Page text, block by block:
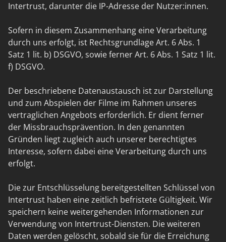
Intertrust, darunter die IP-Adresse der Nutzer:innen.
Sofern in diesem Zusammenhang eine Verarbeitung
durch uns erfolgt, ist Rechtsgrundlage Art. 6 Abs. 1
Satz 1 lit. b) DSGVO, sowie ferner Art. 6 Abs. 1 Satz 1 lit.
f) DSGVO.
Der beschriebene Datenaustausch ist zur Darstellung
und zum Abspielen der Filme im Rahmen unseres
vertraglichen Angebots erforderlich. Er dient ferner
der Missbrauchsprävention. In den genannten
Gründen liegt zugleich auch unserer berechtigtes
Interesse, sofern dabei eine Verarbeitung durch uns
erfolgt.
Die zur Entschlüsselung bereitgestellten Schlüssel von
Intertrust haben eine zeitlich befristete Gültigkeit. Wir
speichern keine weitergehenden Informationen zur
Verwendung von Intertrust-Diensten. Die weiteren
Daten werden gelöscht, sobald sie für die Erreichung